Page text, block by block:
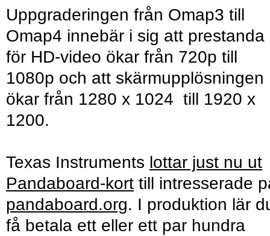
Uppgraderingen från Omap3 till
Omap4 innebär i sig att prestanda
för HD-video ökar från 720p till
1080p och att skärmupplösningen
ökar från 1280 x 1024 till 1920 x
1200.
Texas Instruments lottar just nu ut
Pandaboard-kort till intresserade
pandaboard.org. I produktion lär
få betala ett eller ett par hundra